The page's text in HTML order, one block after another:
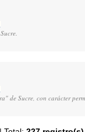
de Sucre, con carácter